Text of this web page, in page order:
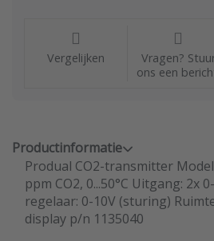
Vergelijken
Vragen?
ons een
Productinformatie
Produal CO2-transmitter
ppm CO2, 0...50°C Uitgang: 2x
regelaar: 0-10V (sturing)
display p/n 1135040